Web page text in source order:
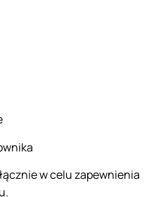
w celu zapewnienia